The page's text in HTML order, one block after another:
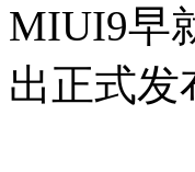
MIUI9早
出正式发